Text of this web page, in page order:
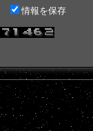
情報を保存